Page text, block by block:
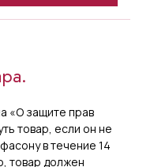
«О защите прав
товар, если он не
в течение 14
товар должен